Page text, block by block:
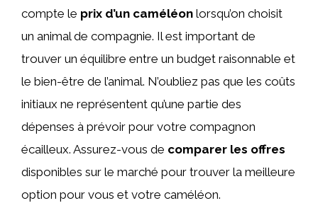
compte le prix d’un caméléon lorsqu’on choisit
un animal de compagnie. Il est important de
trouver un équilibre entre un budget raisonnable et
le bien-être de l’animal. N’oubliez pas que les coûts
initiaux ne représentent qu’une partie des
dépenses à prévoir pour votre compagnon
écailleux. Assurez-vous de comparer les offres
disponibles sur le marché pour trouver la meilleure
option pour vous et votre caméléon.